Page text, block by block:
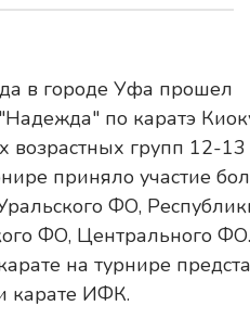
в городе Уфа прошел
по каратэ
возрастных групп 12-13
приняло участие
ФО,
ФО, Центрального ФО.
на турнире
карате ИФК.